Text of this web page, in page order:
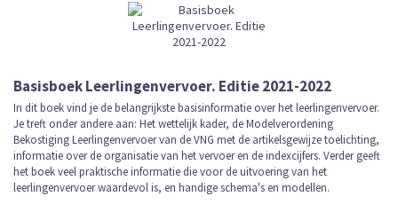
Basisboek Leerlingenvervoer. Editie 2021-2022
In dit boek vind je de belangrijkste basisinformatie over het leerlingenvervoer.
Je treft onder andere aan: Het wettelijk kader, de Modelverordening
Bekostiging Leerlingenvervoer van de VNG met de artikelsgewijze toelichting,
informatie over de organisatie van het vervoer en de indexcijfers. Verder geeft
het boek veel praktische informatie die voor de uitvoering van het
leerlingenvervoer waardevol is, en handige schema's en modellen.